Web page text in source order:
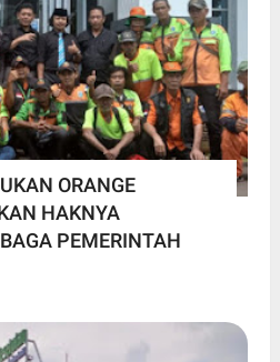
ORANGE
HAKNYA
PEMERINTAH